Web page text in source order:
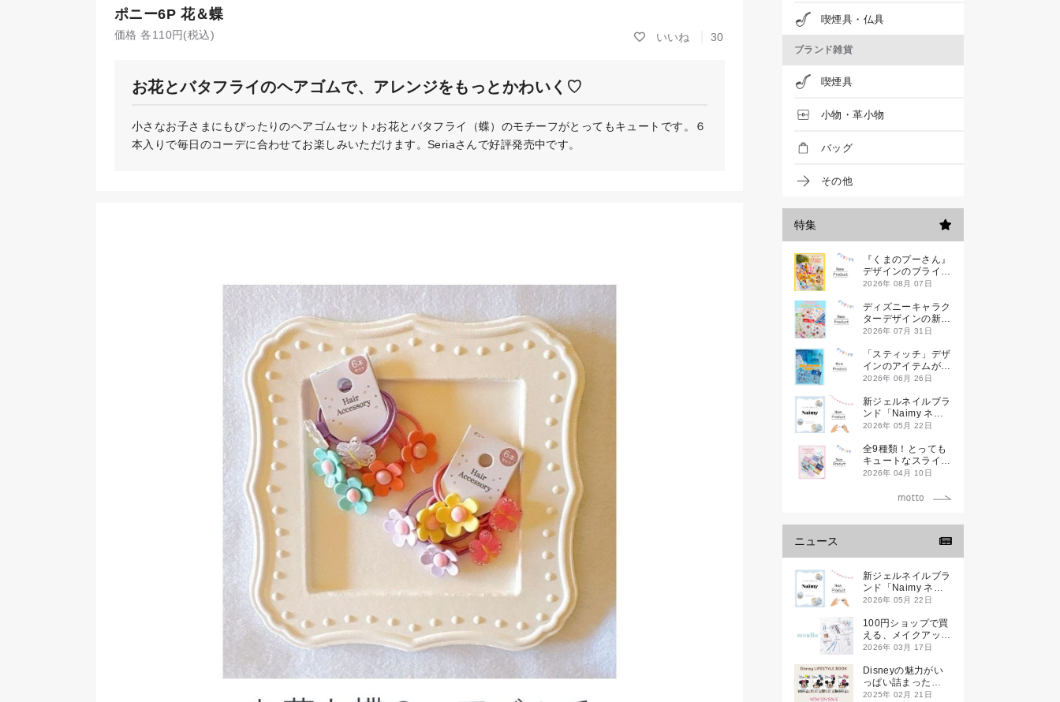
30
ポニー6P 花＆蝶
価格 各110円(税込)
お花とバタフライのヘアゴムで、アレンジをもっとかわいく♡
小さなお子さまにもぴったりのヘアゴムセット♪お花とバタフライ（蝶）のモチーフがとってもキュートです。６
本入りで毎日のコーデに合わせてお楽しみいただけます。Seriaさんで好評発売中です。
喫煙具・仏具
ブランド雑貨
喫煙具
小物・革小物
バッグ
その他
特集
『くまのプーさん』
デザインのブライン
ドミニハンドタオル
2026年 08月 07日
ディズニーキャラク
ターデザインの新作
シールが一挙発売
2026年 07月 31日
「スティッチ」デザ
インのアイテムが新
登場です
2026年 06月 26日
新ジェルネイルブラ
ンド「Naimy ネイ
ミィ」が誕生します
2026年 05月 22日
全9種類！とっても
キュートなスライダ
ーケースが新登場し
2026年 04月 10日
ニュース
新ジェルネイルブラ
ンド「Naimy ネイ
ミィ」が誕生します
2026年 05月 22日
100円ショップで買
える、メイクアップ
ブランド
ス）」誕生。
2026年 03月 17日
Disneyの魅力がい
っぱい詰まった
『Disney
2025年 02月 21日